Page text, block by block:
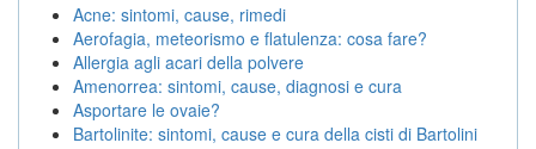
Acne: sintomi, cause, rimedi
Aerofagia, meteorismo e flatulenza: cosa fare?
Allergia agli acari della polvere
Amenorrea: sintomi, cause, diagnosi e cura
Asportare le ovaie?
Bartolinite: sintomi, cause e cura della cisti di Bartolini